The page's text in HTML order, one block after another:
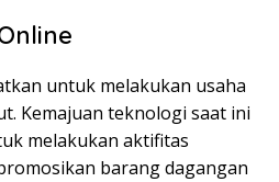
untuk melakukan usaha
Kemajuan teknologi saat ini
melakukan aktifitas
barang dagangan